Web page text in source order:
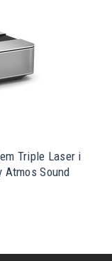
Triple Laser i
Atmos Sound